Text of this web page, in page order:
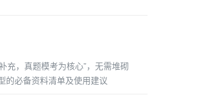
充，真题模考为核心”，无需堆砌
的必备资料清单及使用建议